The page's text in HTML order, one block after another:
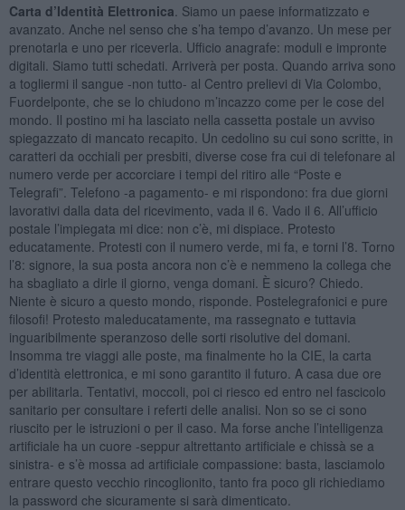
Carta d’Identità Elettronica . Siamo un paese informatizzato e
avanzato. Anche nel senso che s’ha tempo d’avanzo. Un mese per
prenotarla e uno per riceverla. Ufficio anagrafe: moduli e impronte
digitali. Siamo tutti schedati. Arriverà per posta. Quando arriva sono
a togliermi il sangue -non tutto- al Centro prelievi di Via Colombo,
Fuordelponte, che se lo chiudono m’incazzo come per le cose del
mondo. Il postino mi ha lasciato nella cassetta postale un avviso
spiegazzato di mancato recapito. Un cedolino su cui sono scritte, in
caratteri da occhiali per presbiti, diverse cose fra cui di telefonare al
numero verde per accorciare i tempi del ritiro alle “Poste e
Telegrafi”. Telefono -a pagamento- e mi rispondono: fra due giorni
lavorativi dalla data del ricevimento, vada il 6. Vado il 6. All’ufficio
postale l’impiegata mi dice: non c’è, mi dispiace. Protesto
educatamente. Protesti con il numero verde, mi fa, e torni l’8. Torno
l’8: signore, la sua posta ancora non c’è e nemmeno la collega che
ha sbagliato a dirle il giorno, venga domani. È sicuro? Chiedo.
Niente è sicuro a questo mondo, risponde. Postelegrafonici e pure
filosofi! Protesto maleducatamente, ma rassegnato e tuttavia
inguaribilmente speranzoso delle sorti risolutive del domani.
Insomma tre viaggi alle poste, ma finalmente ho la CIE, la carta
d’identità elettronica, e mi sono garantito il futuro. A casa due ore
per abilitarla. Tentativi, moccoli, poi ci riesco ed entro nel fascicolo
sanitario per consultare i referti delle analisi. Non so se ci sono
riuscito per le istruzioni o per il caso. Ma forse anche l’intelligenza
artificiale ha un cuore -seppur altrettanto artificiale e chissà se a
sinistra- e s’è mossa ad artificiale compassione: basta, lasciamolo
entrare questo vecchio rincoglionito, tanto fra poco gli richiediamo
la password che sicuramente si sarà dimenticato.